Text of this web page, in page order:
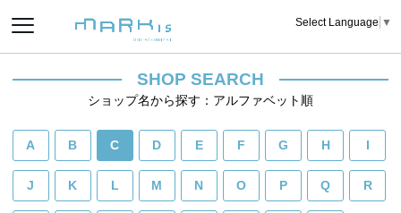
Select Language ▼
SHOP SEARCH
ショップ名から探す：アルファベット順
A B C D E F G H
J K L M N O P Q R